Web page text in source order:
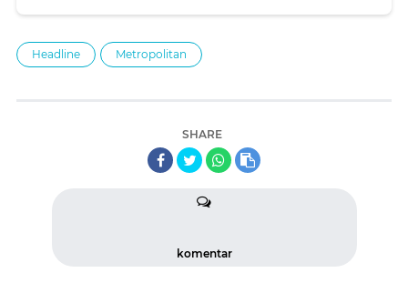
Headline Metropolitan
SHARE
komentar